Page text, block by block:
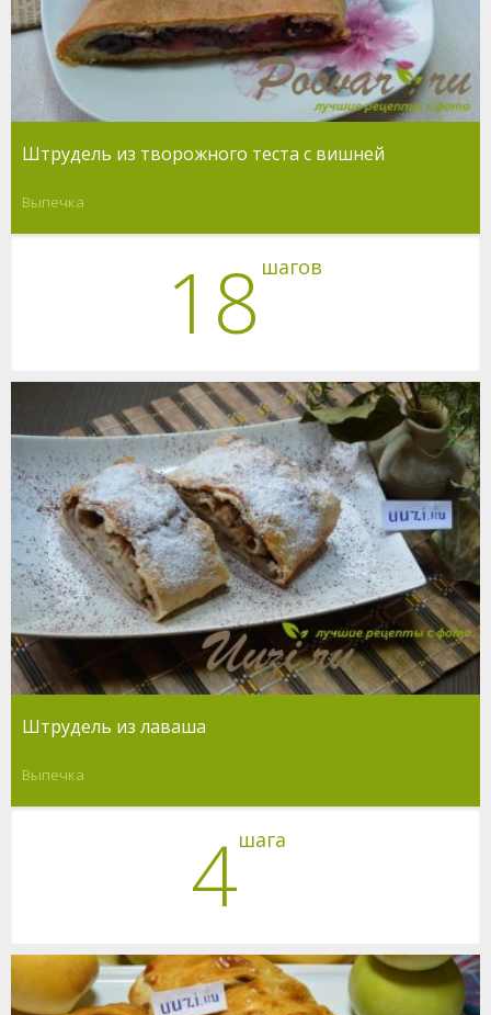
Штрудель из творожного теста с вишней
Выпечка
18 шагов
Штрудель из лаваша
Выпечка
4шага